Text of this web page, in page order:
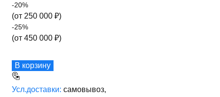
-20%
(от 250 000 ₽)
-25%
(от 450 000 ₽)
В корзину
Усл.доставки: самовывоз,